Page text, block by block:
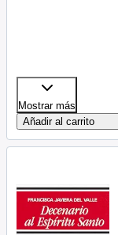
Mostrar más
Añadir al carrito